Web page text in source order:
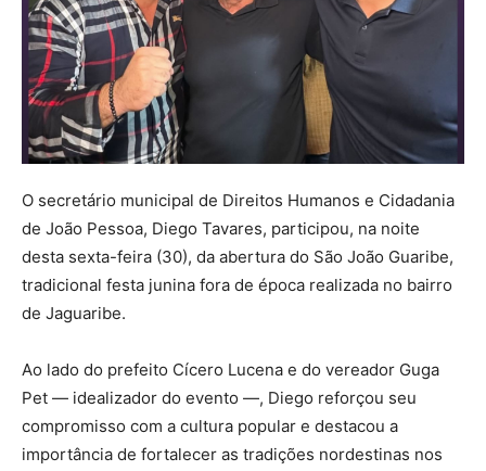
O secretário municipal de Direitos Humanos e Cidadania
de João Pessoa, Diego Tavares, participou, na noite
desta sexta-feira (30), da abertura do São João Guaribe,
tradicional festa junina fora de época realizada no bairro
de Jaguaribe.
Ao lado do prefeito Cícero Lucena e do vereador Guga
Pet — idealizador do evento —, Diego reforçou seu
compromisso com a cultura popular e destacou a
importância de fortalecer as tradições nordestinas nos